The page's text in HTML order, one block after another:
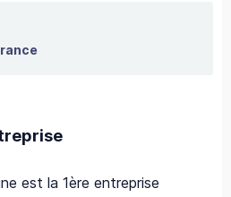
est la 1ère entreprise